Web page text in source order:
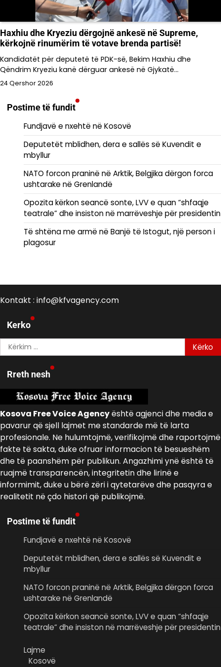
Haxhiu dhe Kryeziu dërgojnë ankesë në Supreme,
kërkojnë rinumërim të votave brenda partisë!
Kandidatët për deputetë të PDK-së, Bekim Haxhiu dhe
Qëndrim Kryeziu kanë dërguar ankesë në Gjykatë…
24 Qershor 2026
Postime të fundit
Fundjavë e nxehtë në Kosovë
Deputetët mblidhen, dera e sallës së Kuvendit e
mbyllur
NATO forcon praninë në Arktik, Belgjika dërgon forca
ushtarake në Grenlandë
Opozita kërkon seancë sonte, LVV e quan “shfaqje
teatrale” dhe insiston në marrëveshje për presidentin
Të shtëna me armë në Banjë të Istogut, një person i
plagosur
Kontakt : info@kfvagency.com
Kerko
Kërko
për:
Rreth nesh
Kosova Free Voice Agencyështë agjenci dhe media e
pavarur që sjell lajmet me standarde më të larta
profesionale. Ne hulumtojmë, verifikojmë dhe raportojmë
fakte të sakta, duke ofruar informacion të besueshëm
dhe të paanshëm për publikun. Angazhimi ynë është të
ruajmë transparencën, integritetin dhe lirinë e
informimit, duke u bërë zëri i qytetarëve dhe pasqyra e
realitetit në çdo histori që publikojmë.
Postime të fundit
Fundjavë e nxehtë në Kosovë
Deputetët mblidhen, dera e sallës së Kuvendit e
mbyllur
NATO forcon praninë në Arktik, Belgjika dërgon forca
ushtarake në Grenlandë
Opozita kërkon seancë sonte, LVV e quan “shfaqje
teatrale” dhe insiston në marrëveshje për presidentin
Lajme
Kosovë